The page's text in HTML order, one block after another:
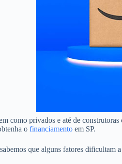
como privados e até de
o financiamento em SP.
que alguns fatores